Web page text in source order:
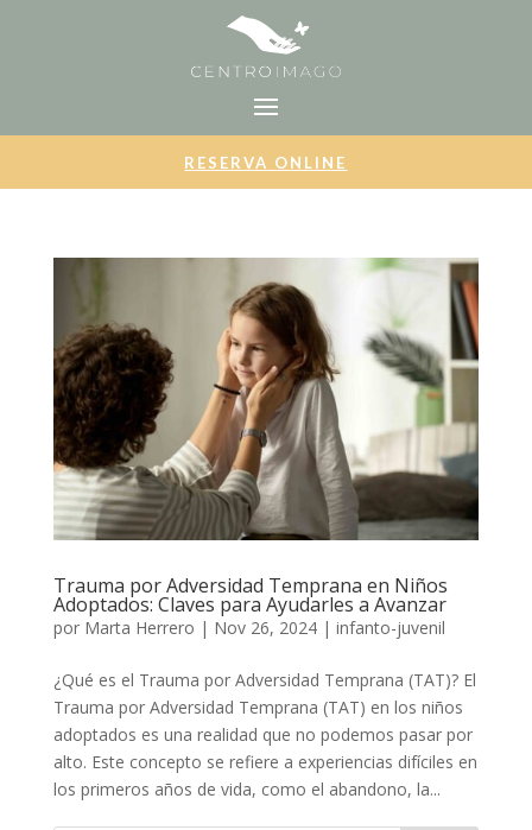
RESERVA ONLINE
Trauma por Adversidad Temprana en Niños
Adoptados: Claves para Ayudarles a Avanzar
por Marta Herrero | Nov 26, 2024| infanto-juvenil
¿Qué es el Trauma por Adversidad Temprana (TAT)? El
Trauma por Adversidad Temprana (TAT) en los niños
adoptados es una realidad que no podemos pasar por
alto. Este concepto se refiere a experiencias difíciles en
los primeros años de vida, como el abandono, la...